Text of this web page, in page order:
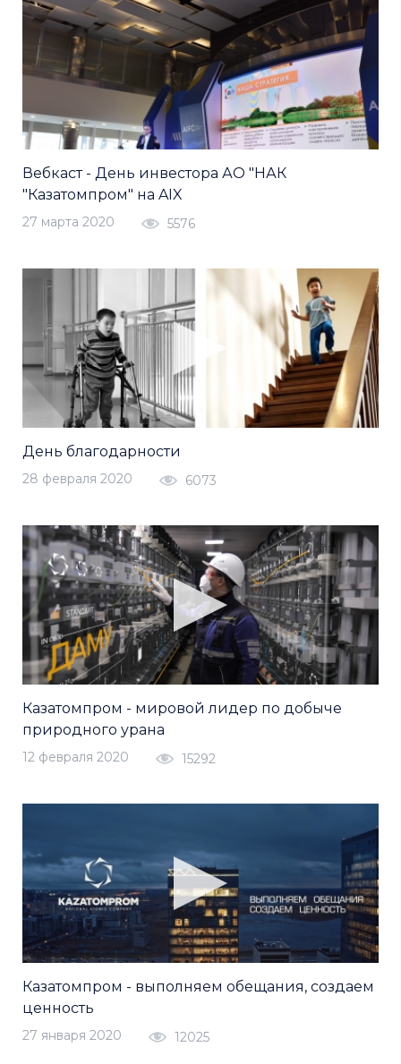
Вебкаст - День инвестора АО "НАК
"Казатомпром" на AIX
27 марта 2020 5576
День благодарности
28 февраля 2020 6073
Казатомпром - мировой лидер по добыче
природного урана
12 февраля 2020 15292
Казатомпром - выполняем обещания, создаем
ценность
27 января 2020 12025